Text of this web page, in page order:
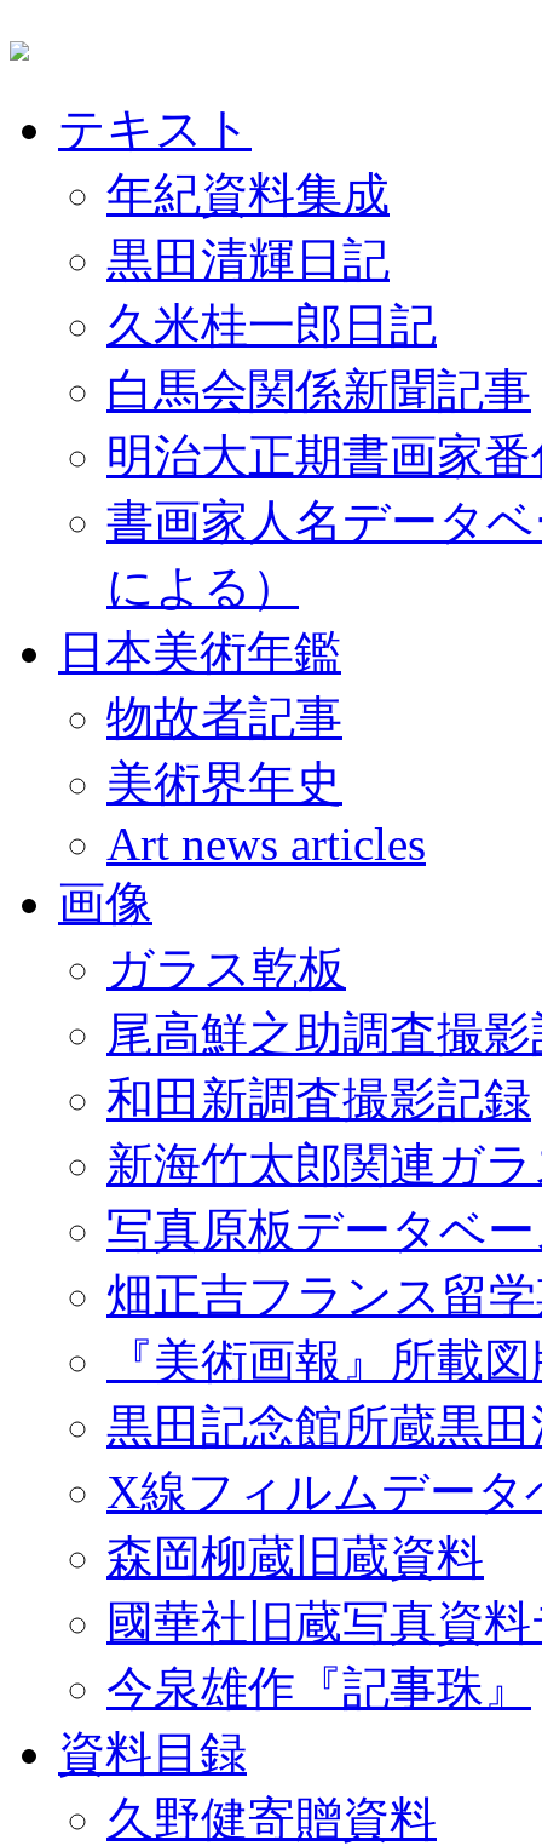
テキスト
年紀資料集成
黒田清輝日記
久米桂一郎日記
白馬会関係新聞記事
明治大正期書画家
書画家人名データ
による）
日本美術年鑑
物故者記事
美術界年史
Art news articles
画像
ガラス乾板
尾高鮮之助調査撮
和田新調査撮影記録
新海竹太郎関連ガ
写真原板データベ
畑正吉フランス留
『美術画報』所載
黒田記念館所蔵黒
X線フィルムデータ
森岡柳蔵旧蔵資料
國華社旧蔵写真資
今泉雄作『記事珠』
資料目録
久野健寄贈資料